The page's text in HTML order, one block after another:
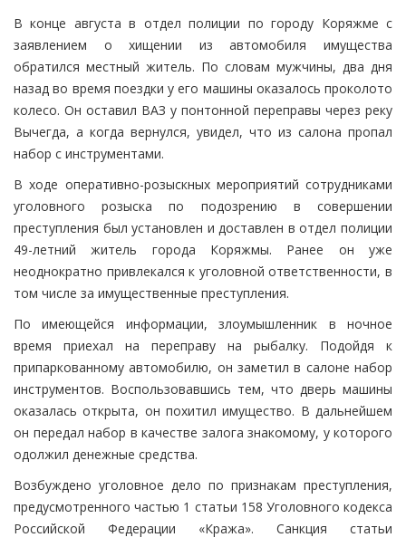
В конце августа в отдел полиции по городу Коряжме с
заявлением о хищении из автомобиля имущества
обратился местный житель. По словам мужчины, два дня
назад во время поездки у его машины оказалось проколото
колесо. Он оставил ВАЗ у понтонной переправы через реку
Вычегда, а когда вернулся, увидел, что из салона пропал
набор с инструментами.
В ходе оперативно-розыскных мероприятий сотрудниками
уголовного розыска по подозрению в совершении
преступления был установлен и доставлен в отдел полиции
49-летний житель города Коряжмы. Ранее он уже
неоднократно привлекался к уголовной ответственности, в
том числе за имущественные преступления.
По имеющейся информации, злоумышленник в ночное
время приехал на переправу на рыбалку. Подойдя к
припаркованному автомобилю, он заметил в салоне набор
инструментов. Воспользовавшись тем, что дверь машины
оказалась открыта, он похитил имущество. В дальнейшем
он передал набор в качестве залога знакомому, у которого
одолжил денежные средства.
Возбуждено уголовное дело по признакам преступления,
предусмотренного частью 1 статьи 158 Уголовного кодекса
Российской Федерации «Кража». Санкция статьи